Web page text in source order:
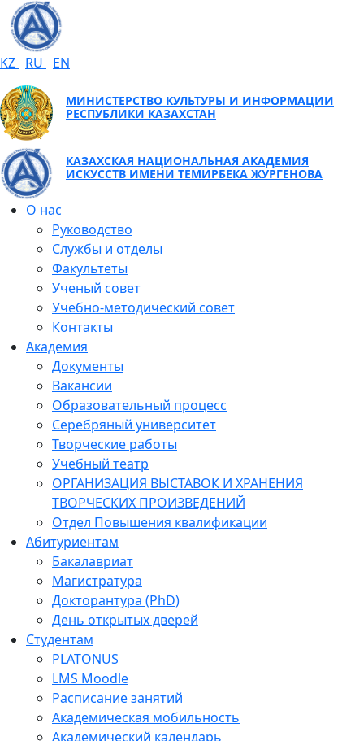
KZ RU EN
МИНИСТЕРСТВО КУЛЬТУРЫ И ИНФОРМАЦИИ
РЕСПУБЛИКИ КАЗАХСТАН
КАЗАХСКАЯ НАЦИОНАЛЬНАЯ АКАДЕМИЯ
ИСКУССТВ ИМЕНИ ТЕМИРБЕКА ЖУРГЕНОВА
О нас
Руководство
Службы и отделы
Факультеты
Ученый совет
Учебно-методический совет
Контакты
Академия
Документы
Вакансии
Образовательный процесс
Серебряный университет
Творческие работы
Учебный театр
ОРГАНИЗАЦИЯ ВЫСТАВОК И ХРАНЕНИЯ
ТВОРЧЕСКИХ ПРОИЗВЕДЕНИЙ
Отдел Повышения квалификации
Абитуриентам
Бакалавриат
Магистратура
Докторантура (PhD)
День открытых дверей
Студентам
PLATONUS
LMS Moodle
Расписание занятий
Академическая мобильность
Академический календарь